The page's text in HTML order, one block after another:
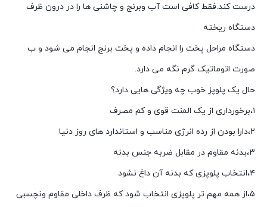
درست کند.فقط کافی است آب وبرنج و چاشنی ها را در درون ظرف
دستگاه ریخته
دستگاه مراحل پخت را انجام داده و پخت برنج انجام می شود و ب
صورت اتوماتیک گرم نگه می دارد.
حال یک پلوپز خوب چه ویژگی هایی دارد؟
۱،برخورداری از یک المنت قوی و کم مصرف
۲،دارا بودن از رده انرژی مناسب و استاندارد های روز دنیا
۳،بدنه مقاوم در مقابل ضربه جنس بدنه
۴،انتخاب پلوپزی که بدنه آن داغ نشود
۵،از همه مهم تر پلوپزی انتخاب شود که ظرف داخلی مقاوم ونچسبی